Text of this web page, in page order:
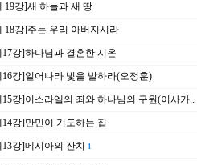
19강]새 하늘과 새 땅
18강]주는 우리 아버지시라
강]하나님과 결혼한 시온
16강]일어나라 빛을 발하라(오정훈)
15강]이스라엘의 죄와 하나님의 구원(이사가..
강]만민이 기도하는 집
강]메시아의 잔치 1